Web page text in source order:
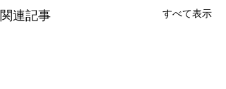
関連記事 すべて表示